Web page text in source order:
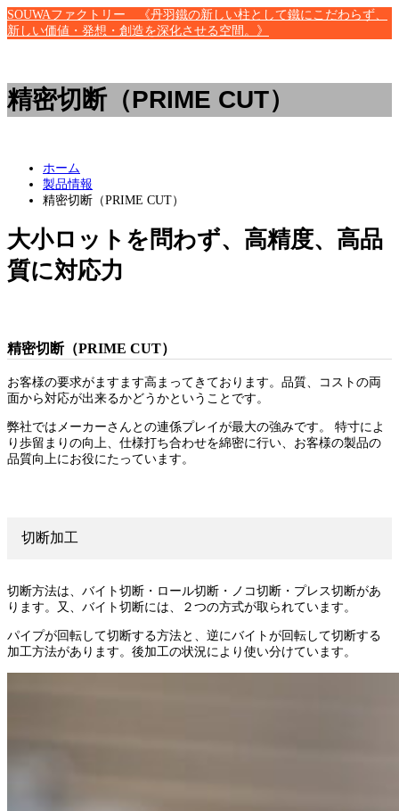
SOUWAファクトリー 《丹羽鐵の新しい柱として鐵にこだわらず、
新しい価値・発想・創造を深化させる空間。》
精密切断（PRIME CUT）
ホーム
製品情報
精密切断（PRIME CUT）
大小ロットを問わず、高精度、高品
質に対応力
精密切断（PRIME CUT）
お客様の要求がますます高まってきております。品質、コストの両
面から対応が出来るかどうかということです。
弊社ではメーカーさんとの連係プレイが最大の強みです。 特寸によ
り歩留まりの向上、仕様打ち合わせを綿密に行い、お客様の製品の
品質向上にお役にたっています。
切断加工
切断方法は、バイト切断・ロール切断・ノコ切断・プレス切断があ
ります。又、バイト切断には、２つの方式が取られています。
パイプが回転して切断する方法と、逆にバイトが回転して切断する
加工方法があります。後加工の状況により使い分けています。